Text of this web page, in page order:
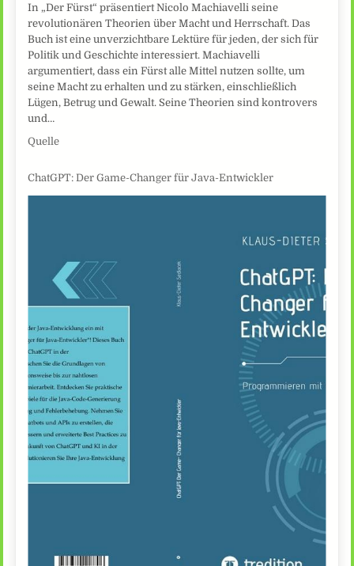
In „Der Fürst“ präsentiert Nicolo Machiavelli seine
revolutionären Theorien über Macht und Herrschaft. Das
Buch ist eine unverzichtbare Lektüre für jeden, der sich für
Politik und Geschichte interessiert. Machiavelli
argumentiert, dass ein Fürst alle Mittel nutzen sollte, um
seine Macht zu erhalten und zu stärken, einschließlich
Lügen, Betrug und Gewalt. Seine Theorien sind kontrovers
und…
Quelle
ChatGPT: Der Game-Changer für Java-Entwickler